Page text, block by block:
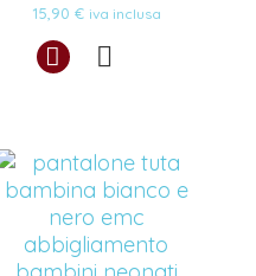
15,90 € iva inclusa